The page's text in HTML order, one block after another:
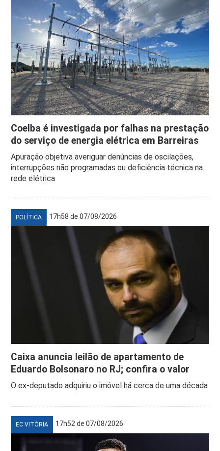
Coelba é investigada por falhas na prestação
do serviço de energia elétrica em Barreiras
Apuração objetiva averiguar denúncias de oscilações,
interrupções não programadas ou deficiência técnica na
rede elétrica
POLÍTICA 17h58 de 07/08/2026
Caixa anuncia leilão de apartamento de
Eduardo Bolsonaro no RJ; confira o valor
O ex-deputado adquiriu o imóvel há cerca de uma década
EC VITÓRIA 17h52 de 07/08/2026